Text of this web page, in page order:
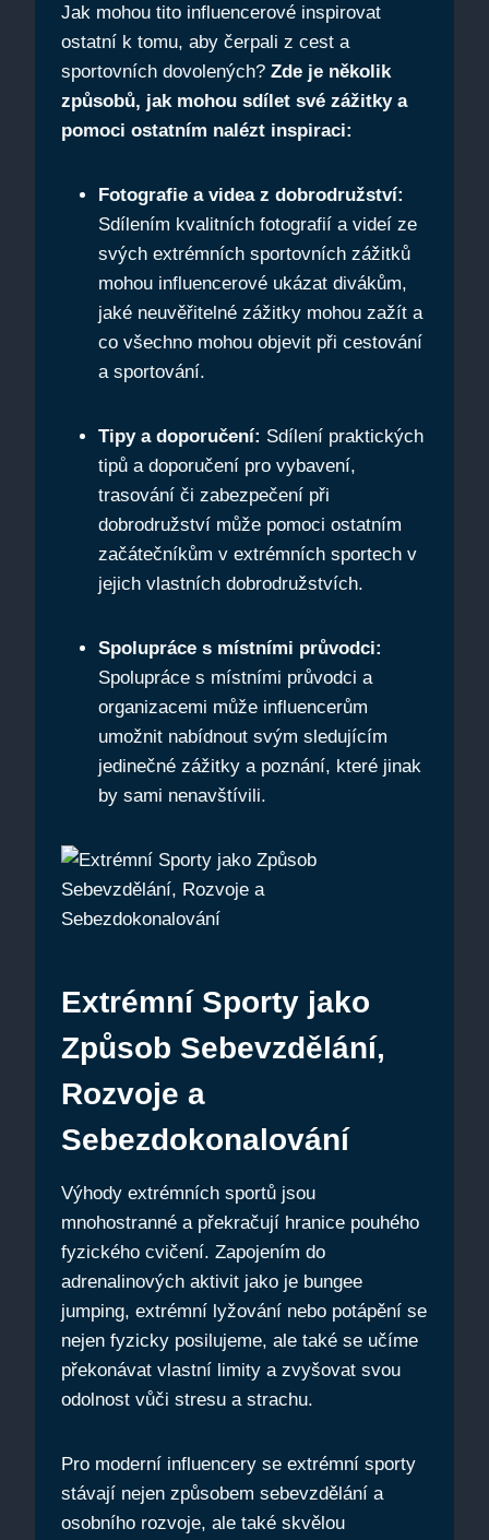
Jak mohou tito influencerové inspirovat
ostatní k tomu, aby čerpali z cest a
sportovních dovolených? Zde je několik
způsobů, jak mohou sdílet své zážitky a
pomoci ostatním nalézt inspiraci:
Fotografie a videa z dobrodružství:
Sdílením kvalitních fotografií a videí ze
svých extrémních sportovních zážitků
mohou influencerové ukázat divákům,
jaké neuvěřitelné zážitky mohou zažít a
co všechno mohou objevit při cestování
a sportování.
Tipy a doporučení: Sdílení praktických
tipů a doporučení pro vybavení,
trasování či zabezpečení při
dobrodružství může pomoci ostatním
začátečníkům v extrémních sportech v
jejich vlastních dobrodružstvích.
Spolupráce s místními průvodci:
Spolupráce s místními průvodci a
organizacemi může influencerům
umožnit nabídnout svým sledujícím
jedinečné zážitky a poznání, které jinak
by sami nenavštívili.
Extrémní Sporty jako
Způsob Sebevzdělání,
Rozvoje a
Sebezdokonalování
Výhody extrémních sportů jsou
mnohostranné a překračují hranice pouhého
fyzického cvičení. Zapojením do
adrenalinových aktivit jako je bungee
jumping, extrémní lyžování nebo potápění se
nejen fyzicky posilujeme, ale také se učíme
překonávat vlastní limity a zvyšovat svou
odolnost vůči stresu a strachu.
Pro moderní influencery se extrémní sporty
stávají nejen způsobem sebevzdělání a
osobního rozvoje, ale také skvělou